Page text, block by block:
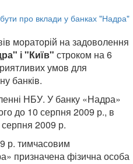
мораторій на задоволення
і "Київ" строком на 6
умов для
банків.
НБУ. У банку «Надра»
до 10 серпня 2009 р., в
2009 р.
р. тимчасовим
призначена фізична особа